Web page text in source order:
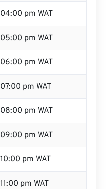
04:00 pm WAT
05:00 pm WAT
06:00 pm WAT
07:00 pm WAT
08:00 pm WAT
09:00 pm WAT
10:00 pm WAT
11:00 pm WAT